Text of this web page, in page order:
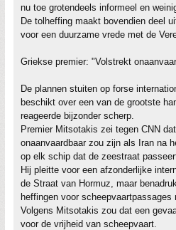
nu toe grotendeels informeel en
De tolheffing maakt bovendien deel
voor een duurzame vrede met de
Griekse premier: "Volstrekt
De plannen stuiten op forse
beschikt over een van de grootste
reageerde bijzonder scherp.
Premier Mitsotakis zei tegen CNN
onaanvaardbaar zou zijn als Iran na
op elk schip dat de zeestraat
Hij pleitte voor een afzonderlijke
de Straat van Hormuz, maar
heffingen voor scheepvaartpassages
Volgens Mitsotakis zou dat een
voor de vrijheid van scheepvaart.